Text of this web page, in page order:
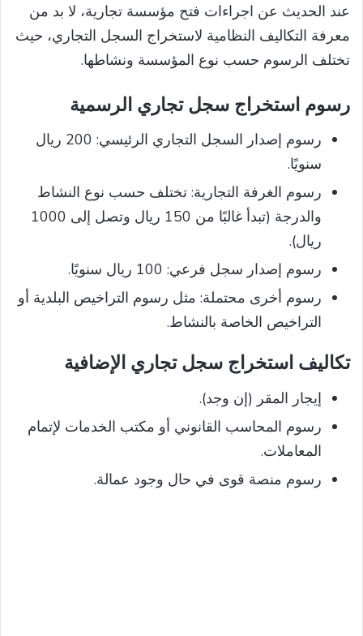
عند الحديث عن اجراءات فتح مؤسسة تجارية، لا بد من
معرفة التكاليف النظامية لاستخراج السجل التجاري، حيث
تختلف الرسوم حسب نوع المؤسسة ونشاطها.
رسوم استخراج سجل تجاري الرسمية
رسوم إصدار السجل التجاري الرئيسي: 200 ريال
سنويًا.
رسوم الغرفة التجارية: تختلف حسب نوع النشاط
والدرجة (تبدأ غالبًا من 150 ريال وتصل إلى 1000
ريال).
رسوم إصدار سجل فرعي: 100 ريال سنويًا.
رسوم أخرى محتملة: مثل رسوم التراخيص البلدية أو
التراخيص الخاصة بالنشاط.
تكاليف استخراج سجل تجاري الإضافية
إيجار المقر (إن وجد).
رسوم المحاسب القانوني أو مكتب الخدمات لإتمام
المعاملات.
رسوم منصة قوى في حال وجود عمالة.